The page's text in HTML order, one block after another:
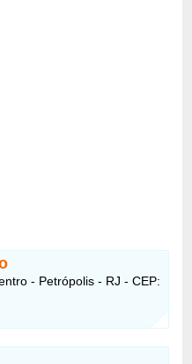
- Petrópolis - RJ - CEP: